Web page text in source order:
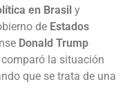
en Brasil y
de Estados
Donald Trump
la situación
que se trata de una